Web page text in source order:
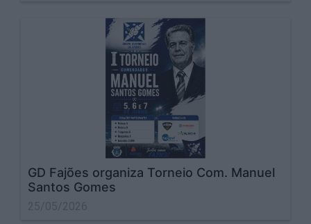
GD Fajões organiza Torneio Com. Manuel
Santos Gomes